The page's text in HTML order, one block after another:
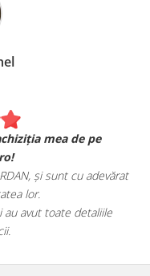
mea de pe
și sunt cu adevărat
lor.
au avut toate detaliile